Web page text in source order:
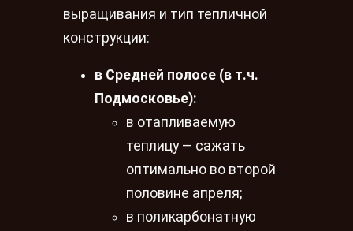
выращивания и тип тепличной
конструкции:
в Средней полосе (в т.ч.
Подмосковье):
в отапливаемую
теплицу — сажать
оптимально во второй
половине апреля;
в поликарбонатную